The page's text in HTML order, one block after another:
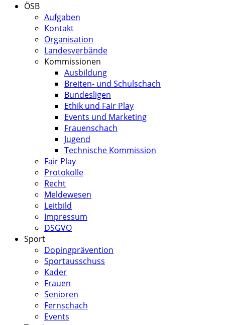
ÖSB
Aufgaben
Kontakt
Organisation
Landesverbände
Kommissionen
Ausbildung
Breiten- und Schulschach
Bundesligen
Ethik und Fair Play
Events und Marketing
Frauenschach
Jugend
Technische Kommission
Fair Play
Protokolle
Recht
Meldewesen
Leitbild
Impressum
DSGVO
Sport
Dopingprävention
Sportausschuss
Kader
Frauen
Senioren
Fernschach
Events